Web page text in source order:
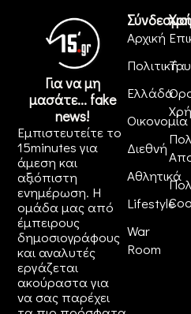
Για να μη
μασάτε... fake
news!
Εμπιστευτείτε το
15minutes για
άμεση και
αξιόπιστη
ενημέρωση. Η
ομάδα μας από
έμπειρους
δημοσιογράφους
και αναλυτές
εργάζεται
ακούραστα για
να σας παρέχει
Σύνδεσμοι
Αρχική
Πολιτική
Ελλάδα
Οικονομία
Διεθνή
Αθλητικά
Lifestyle
War
Room